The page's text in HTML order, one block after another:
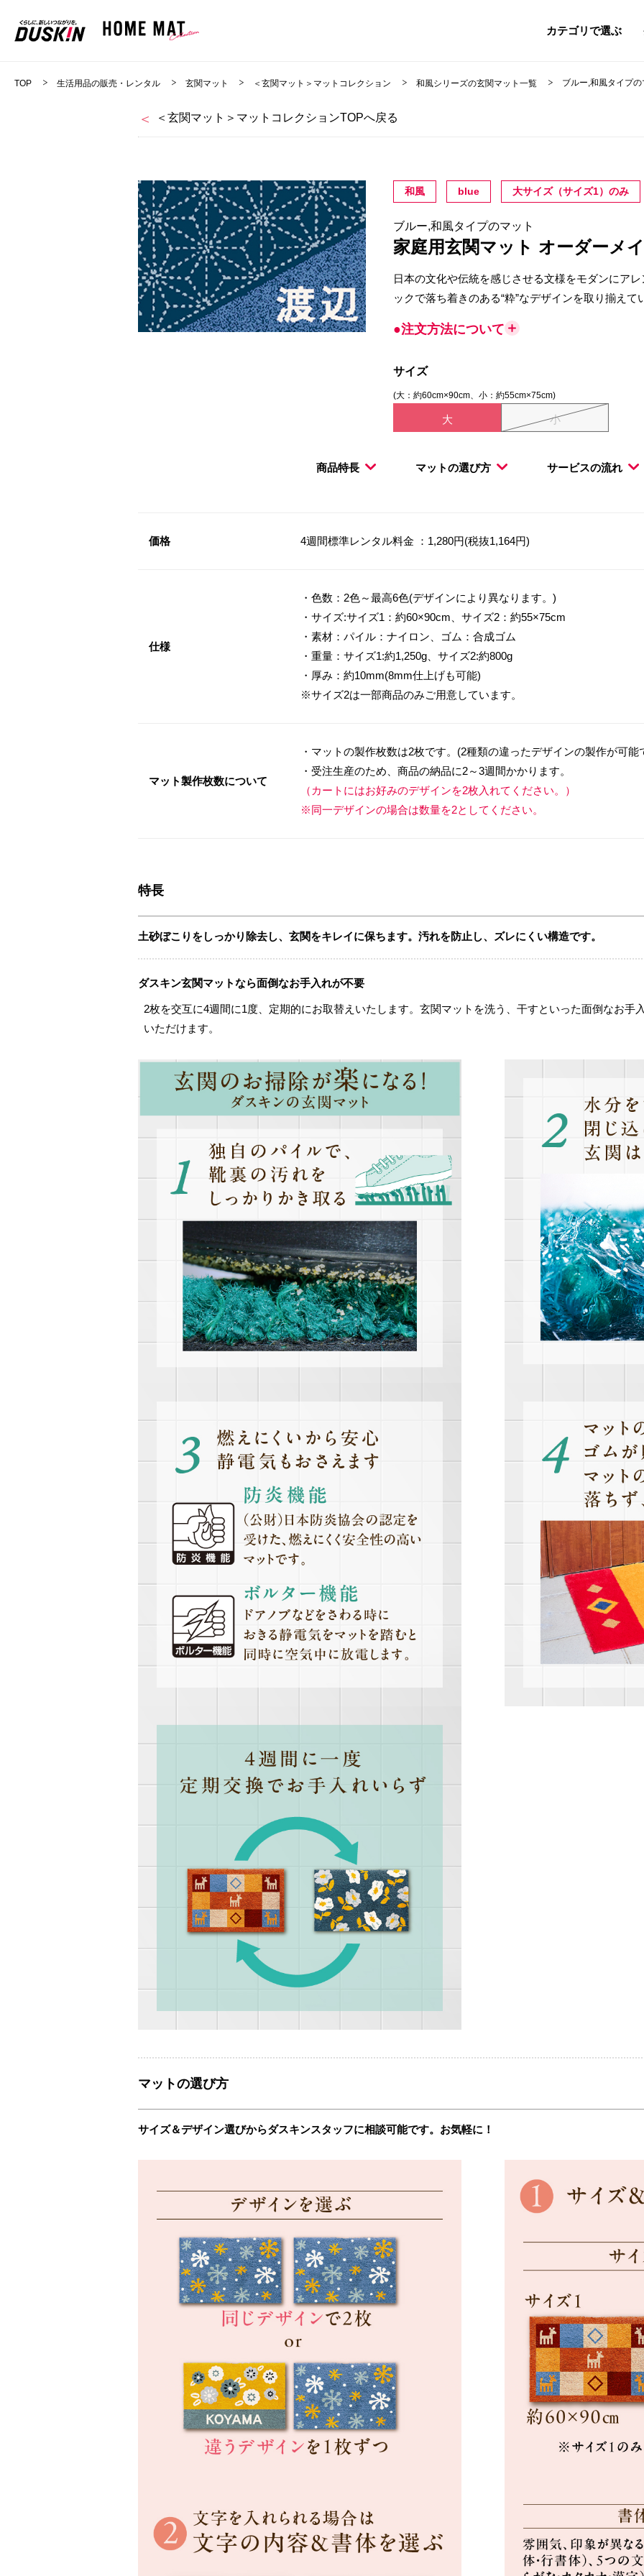
カテゴリで選ぶ
TOP 生活用品の販売・レンタル 玄関マット ＜玄関マット＞マットコレクション 和風シリーズの玄関マット一覧 ブルー,和風タイプ
＜玄関マット＞マットコレクションTOPへ戻る
和風 blue 大サイズ（サイズ1）のみ
ブルー,和風タイプのマット
家庭用玄関マット オーダーメ
日本の文化や伝統を感じさせる文様をモダンにア
ックで落ち着きのある“粋”なデザインを取り揃えて
●注文方法について
サイズ
(大：約60cm×90cm、小：約55cm×75cm)
大 小
商品特長 マットの選び方 サービスの流れ
価格 4週間標準レンタル料金 ：1,280円(税抜1,164円)
仕様
・色数：2色～最高6色(デザインにより異なります。)
・サイズ:サイズ1：約60×90cm、サイズ2：約55×75cm
・素材：パイル：ナイロン、ゴム：合成ゴム
・重量：サイズ1:約1,250g、サイズ2:約800g
・厚み：約10mm(8mm仕上げも可能)
※サイズ2は一部商品のみご用意しています。
マット製作枚数について
・マットの製作枚数は2枚です。(2種類の違ったデザインの製作が可能
・受注生産のため、商品の納品に2～3週間かかります。
（カートにはお好みのデザインを2枚入れてください。）
※同一デザインの場合は数量を2としてください。
特長
土砂ぼこりをしっかり除去し、玄関をキレイに保ちます。汚れを防止し、ズレにくい構造です。
ダスキン玄関マットなら面倒なお手入れが不要
2枚を交互に4週間に1度、定期的にお取替えいたします。玄関マットを洗う、干すといった面倒なお手
いただけます。
マットの選び方
サイズ＆デザイン選びからダスキンスタッフに相談可能です。お気軽に！